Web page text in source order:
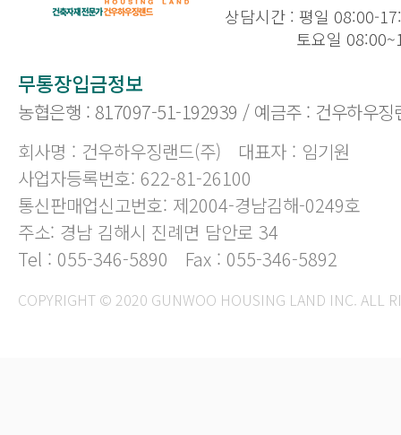
상담시간 : 평일 08:00-
토요일
무통장입금정보
농협은행 : 817097-51-192939 / 예금주 : 건우하우징
회사명 : 건우하우징랜드(주)
대표자 : 임기원
사업자등록번호: 622-81-26100
통신판매업신고번호: 제2004-경남김해-0249호
주소: 경남 김해시 진례면 담안로 34
Tel : 055-346-5890
Fax : 055-346-5892
COPYRIGHT © 2020 GUNWOO HOUSING LAND INC. ALL